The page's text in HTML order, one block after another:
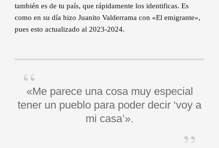
también es de tu país, que rápidamente los identificas. Es
como en su día hizo Juanito Valderrama con «El emigrante»,
pues esto actualizado al 2023-2024.
«Me parece una cosa muy especial
tener un pueblo para poder decir ‘voy a
mi casa’».